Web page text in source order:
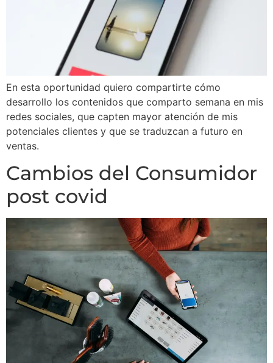
En esta oportunidad quiero compartirte cómo
desarrollo los contenidos que comparto semana en mis
redes sociales, que capten mayor atención de mis
potenciales clientes y que se traduzcan a futuro en
ventas.
Cambios del Consumidor
post covid